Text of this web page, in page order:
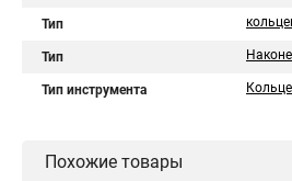
Тип
Тип
Тип инструмента
Похожие товары